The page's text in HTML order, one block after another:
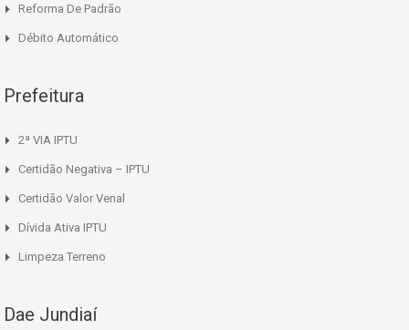
Reforma De Padrão
Débito Automático
Prefeitura
2ª VIA IPTU
Certidão Negativa – IPTU
Certidão Valor Venal
Dívida Ativa IPTU
Limpeza Terreno
Dae Jundiaí